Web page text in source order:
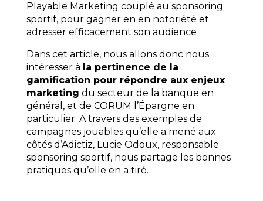
Playable Marketing couplé au sponsoring
sportif, pour gagner en en notoriété et
adresser efficacement son audience
Dans cet article, nous allons donc nous
intéresser à la pertinence de la
gamification pour répondre aux enjeux
marketing du secteur de la banque en
général, et de CORUM l’Épargne en
particulier. A travers des exemples de
campagnes jouables qu’elle a mené aux
côtés d’Adictiz, Lucie Odoux, responsable
sponsoring sportif, nous partage les bonnes
pratiques qu’elle en a tiré.